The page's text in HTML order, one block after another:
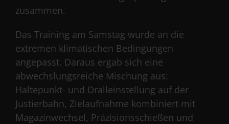
zusammen.
Das Training am Samstag wurde an die
extremen klimatischen Bedingungen
angepasst. Daraus ergab sich eine
abwechslungsreiche Mischung aus:
Haltepunkt- und Dralleinstellung auf der
Justierbahn, Zielaufnahme kombiniert mit
Magazinwechsel, Präzisionsschießen und